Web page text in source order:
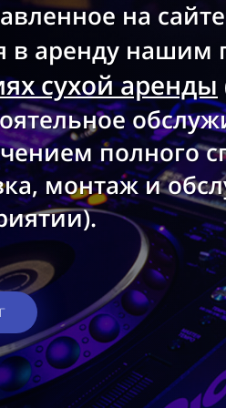
на
в аренду нашим
сухой аренды
полного
монтаж и